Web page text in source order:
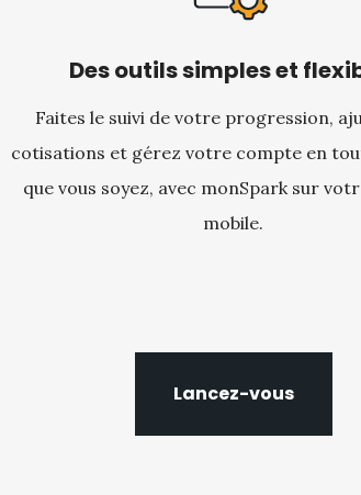
Des outils simples et
Faites le suivi de votre progression,
cotisations et gérez votre compte en
que vous soyez, avec monSpark sur
mobile.
Lancez-vous